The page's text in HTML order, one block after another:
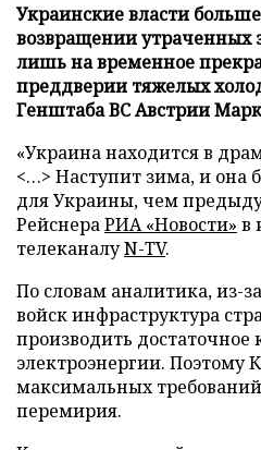
Украинские власти
возвращении утраченных
лишь на временное
преддверии тяжелых
Генштаба ВС Австрии
«Украина находится в
<…> Наступит зима, и она
для Украины, чем
РейснераРИА «Новости» в
телеканалуN-TV.
По словам аналитика, из-
войск инфраструктура
производить достаточное
электроэнергии. Поэтому
максимальных
перемирия.